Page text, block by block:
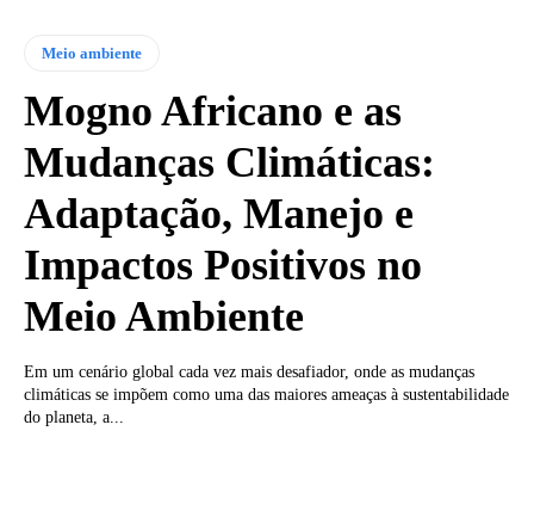
Meio ambiente
Mogno Africano e as
Mudanças Climáticas:
Adaptação, Manejo e
Impactos Positivos no
Meio Ambiente
Em um cenário global cada vez mais desafiador, onde as mudanças
climáticas se impõem como uma das maiores ameaças à sustentabilidade
do planeta, a...